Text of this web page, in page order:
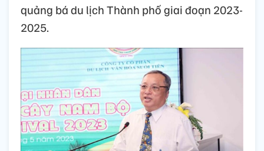
quảng bá du lịch Thành phố giai đoạn 2023-
2025.